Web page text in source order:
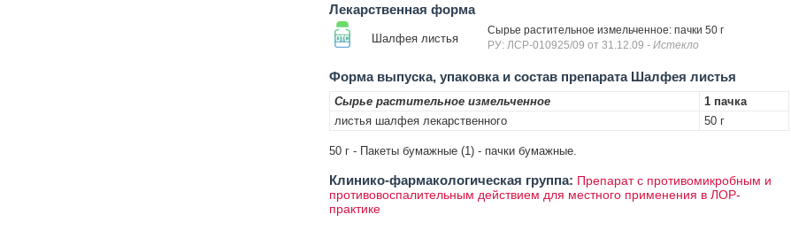
Лекарственная форма
Шалфея листья
Сырье растительное измельченное: пачки 50 г
РУ: ЛСР-010925/09 от 31.12.09 - Истекло
Форма выпуска, упаковка и состав препарата Шалфея листья
Сырье растительное измельченное
1 пачка
листья шалфея лекарственного
50 г
50 г - Пакеты бумажные (1) - пачки бумажные.
Клинико-фармакологическая группа: Препарат с противомикробным и
противовоспалительным действием для местного применения в ЛОР-
практике